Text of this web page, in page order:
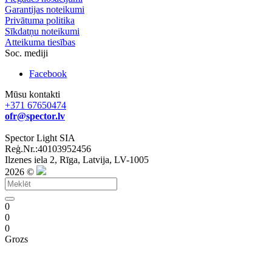
Garantijas noteikumi
Privātuma politika
Sīkdatņu noteikumi
Atteikuma tiesības
Soc. mediji
Facebook
Mūsu kontakti
+371 67650474
ofr@spector.lv
Spector Light SIA
Reģ.Nr.:40103952456
Ilzenes iela 2, Rīga, Latvija, LV-1005
2026 ©
0
0
0
Grozs